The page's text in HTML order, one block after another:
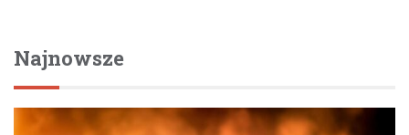
Najnowsze